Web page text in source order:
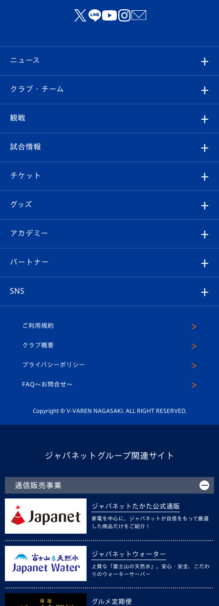
ニュース
すべて
クラブ
試合情報
チケット
イベント
メディア
ホームタウン
クラブ・チーム
クラブ概要
エンブレム紹介
スタッフプロフィール
マスコット紹介
平和祈念活動
ホームタウン活動
観戦
観戦ルール
はじめての観戦ガイド
Revive Team
ヴィヴィくんの長崎おもてなしガイド
試合情報
試合日程/結果
フォトギャラリー
スタジアムグルメ
チケット
チケット
V-LOVERS（ファンクラブ）
プレイヤーズスイート
グッズ
オンラインショップ
店舗情報
アカデミー
育成からのお知らせ
U-18
スクール
パートナー
SNS
ヴィヴィくんインスタグラム
公式LINE＠
ご利用規約
クラブ概要
プライバシーポリシー
FAQ〜お問合せ〜
Copyright © V-VAREN NAGASAKI. ALL RIGHT RESERVED.
ジャパネットグループ関連サイト
通信販売事業
ジャパネットたかた公式通販
家電を中心に、ジャパネットが自信をもって厳選
した商品だけをご紹介！
ジャパネットウォーター
上質な「富士山の天然水」。安心・安全、こだわ
りのウォーターサーバー
グルメ定期便